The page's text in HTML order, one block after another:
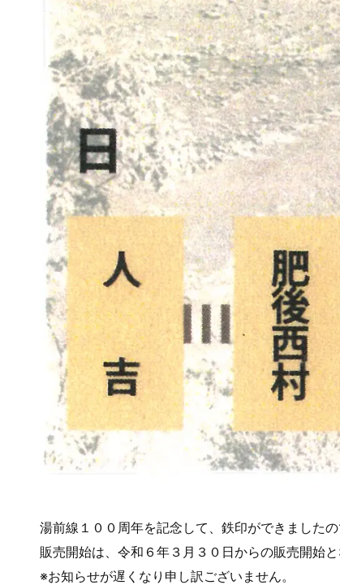
湯前線１００周年を記念して、鉄印ができましたの
販売開始は、令和６年３月３０日からの販売開始と
※お知らせが遅くなり申し訳ございません。